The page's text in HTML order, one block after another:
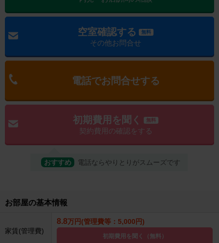
空室確認する 無料
その他お問合せ
電話でお問合せする
初期費用を聞く 無料
契約費用の確認をする
おすすめ 電話ならやりとりがスムーズです
お部屋の基本情報
家賃(管理費)
8.8万円(管理費等：5,000円)
初期費用を聞く（無料）